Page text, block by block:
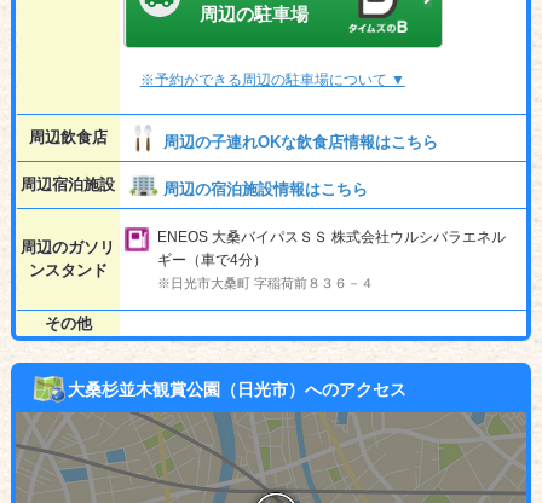
周辺の駐車場
※予約ができる周辺の駐車場について ▼
周辺飲食店 周辺の子連れOKな飲食店情報はこちら
周辺宿泊施設 周辺の宿泊施設情報はこちら
周辺のガソリ
ンスタンド
ENEOS 大桑バイパスＳＳ 株式会社ウルシバラエネル
ギー（車で4分）
※日光市大桑町 字稲荷前８３６－４
その他
大桑杉並木観賞公園（日光市）へのアクセス